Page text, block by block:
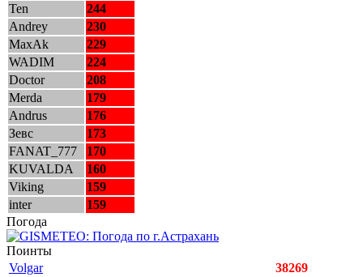
Ten
244
Andrey
230
MaxAk
229
WADIM
224
Doctor
208
Merda
179
Andrus
176
Зевс
173
FANAT_777
170
KUVALDA
160
Viking
159
inter
159
Погода
Поинты
Volgar
38269